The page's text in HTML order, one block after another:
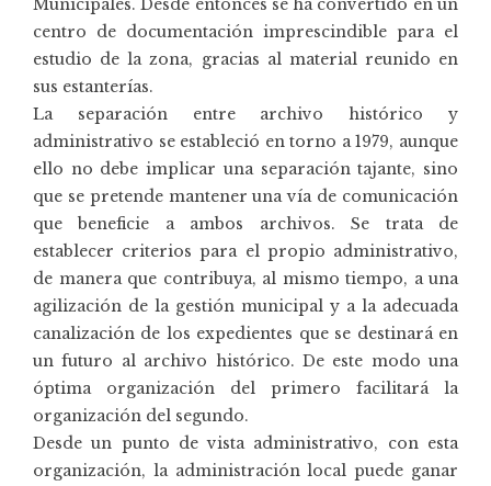
Municipales. Desde entonces se ha convertido en un
centro de documentación imprescindible para el
estudio de la zona, gracias al material reunido en
sus estanterías.
La separación entre archivo histórico y
administrativo se estableció en torno a 1979, aunque
ello no debe implicar una separación tajante, sino
que se pretende mantener una vía de comunicación
que beneficie a ambos archivos. Se trata de
establecer criterios para el propio administrativo,
de manera que contribuya, al mismo tiempo, a una
agilización de la gestión municipal y a la adecuada
canalización de los expedientes que se destinará en
un futuro al archivo histórico. De este modo una
óptima organización del primero facilitará la
organización del segundo.
Desde un punto de vista administrativo, con esta
organización, la administración local puede ganar